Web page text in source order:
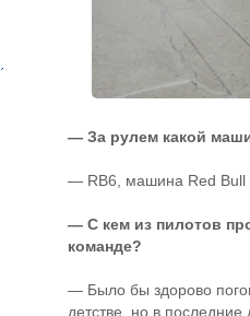
— За рулем какой
— RB6, машина Red Bull
— С кем из пилотов
команде?
— Было бы здорово
детстве, но в последние